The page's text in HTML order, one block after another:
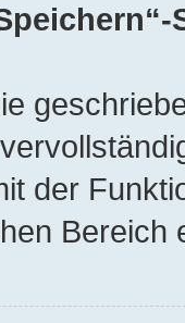
der
Bereich